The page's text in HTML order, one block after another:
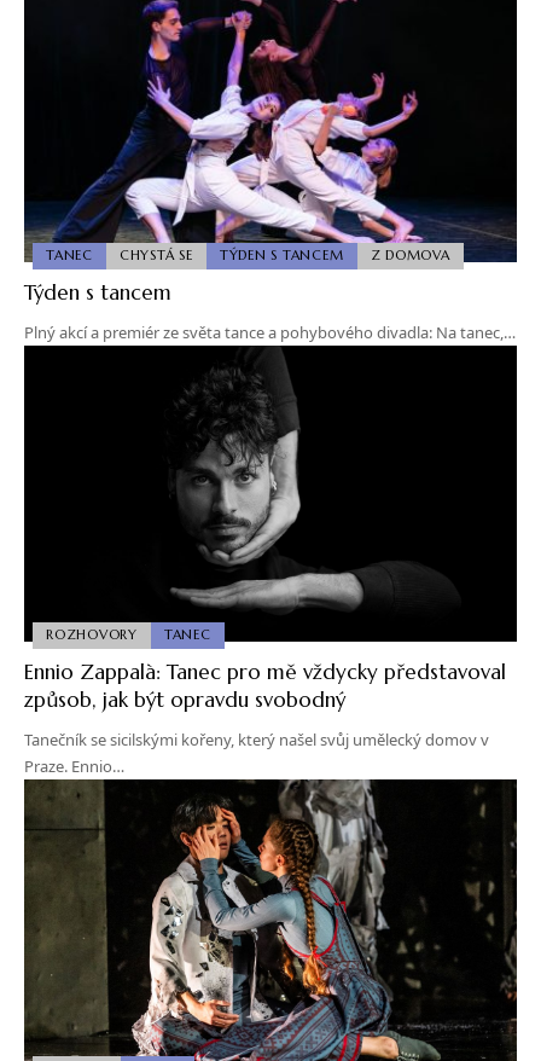
TANEC CHYSTÁ SE TÝDEN S TANCEM Z DOMOVA
Týden s tancem
Plný akcí a premiér ze světa tance a pohybového divadla: Na tanec,…
ROZHOVORY TANEC
Ennio Zappalà: Tanec pro mě vždycky představoval
způsob, jak být opravdu svobodný
Tanečník se sicilskými kořeny, který našel svůj umělecký domov v
Praze. Ennio…